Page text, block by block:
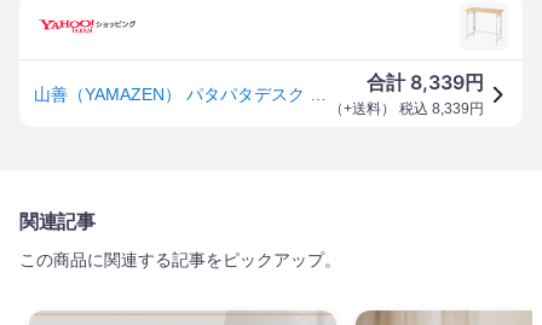
合計 8,339円
（+送料） 税込 8,339 円
関連記事
この商品に関連する記事をピックアップ。